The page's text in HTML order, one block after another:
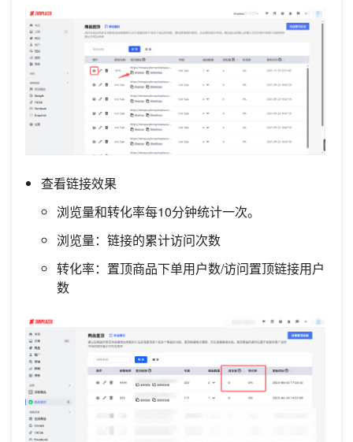
查看链接效果
浏览量和转化率每10分钟统计一次。
浏览量：链接的累计访问次数
转化率：置顶商品下单用户数/访问置顶链接用户
数